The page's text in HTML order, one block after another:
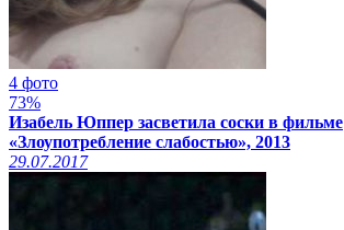
4 фото
73%
Изабель Юппер засветила соски в фильме
«Злоупотребление слабостью», 2013
29.07.2017